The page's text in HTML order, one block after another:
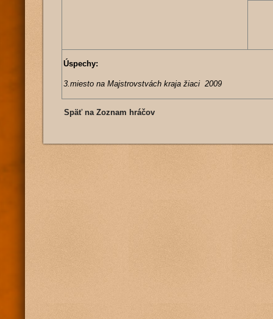
Úspechy:
3.miesto na Majstrovstvách kraja žiaci 2009
Späť na Zoznam hráčov